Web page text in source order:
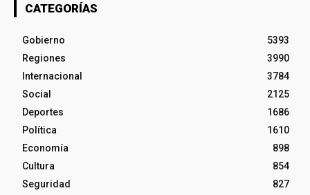
CATEGORÍAS
Gobierno
5393
Regiones
3990
Internacional
3784
Social
2125
Deportes
1686
Política
1610
Economía
898
Cultura
854
Seguridad
827